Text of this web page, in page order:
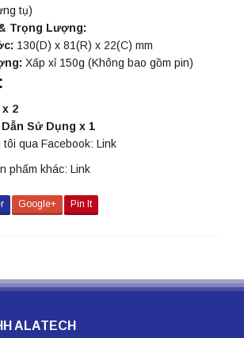
tụ)
Trọng Lượng:
130(D) x 81(R) x 22(C) mm
Xấp xỉ 150g (Không bao gồm pin)
x 2
Sử Dụng x 1
qua Facebook: Link
phẩm khác: Link
Google+ Pin It
ALATECH